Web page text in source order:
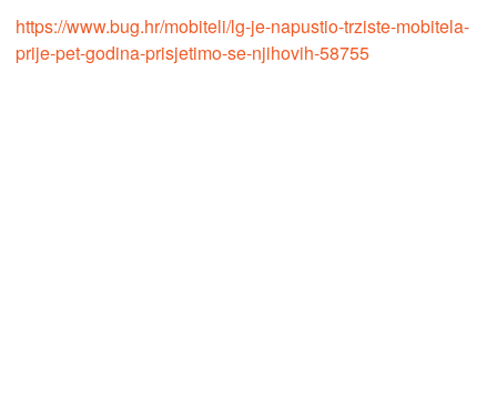
https://www.bug.hr/mobiteli/lg-je-napustio-trziste-mobitela-
prije-pet-godina-prisjetimo-se-njihovih-58755